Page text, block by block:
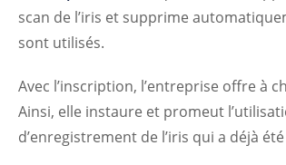
scan de l’iris et supprime
sont utilisés.
Avec l’inscription, l’entreprise offre à
Ainsi, elle instaure et promeut
d’enregistrement de l’iris qui a déjà